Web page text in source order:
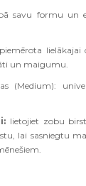
savu formu un
un maigumu.
(Medium):
lietojiet zobu
lai sasniegtu